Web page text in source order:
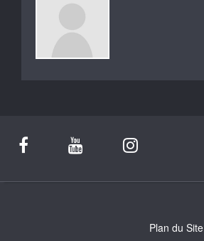
Plan du Site